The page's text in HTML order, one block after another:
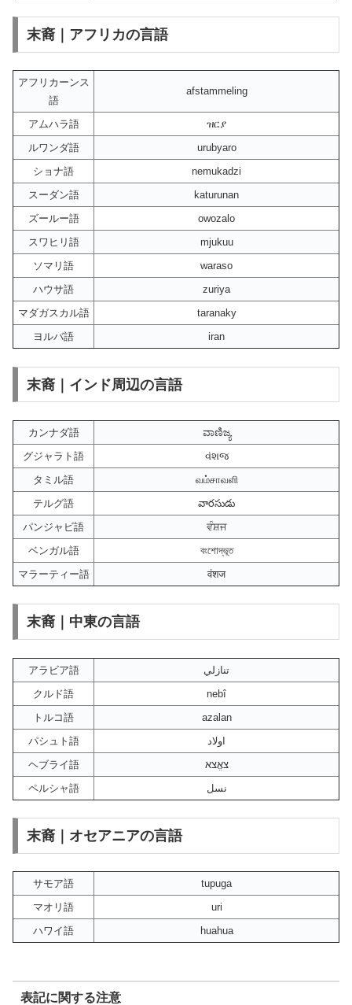
末裔｜アフリカの言語
アフリカーンス
語
afstammeling
アムハラ語
ዝርያ
ルワンダ語
urubyaro
ショナ語
nemukadzi
スーダン語
katurunan
ズールー語
owozalo
スワヒリ語
mjukuu
ソマリ語
waraso
ハウサ語
zuriya
マダガスカル語
taranaky
ヨルバ語
iran
末裔｜インド周辺の言語
カンナダ語
ವಾಣಿಜ್ಯ
グジャラト語
વંશજ
タミル語
வம்சாவளி
テルグ語
వారసుడు
パンジャビ語
ਵੰਸ਼ਜ
ベンガル語
বংশোদ্ভূত
マラーティー語
वंशज
末裔｜中東の言語
アラビア語
تنازلي
クルド語
nebî
トルコ語
azalan
パシュト語
اولاد
ヘブライ語
צאֱצא
ペルシャ語
نسل
末裔｜オセアニアの言語
サモア語
tupuga
マオリ語
uri
ハワイ語
huahua
表記に関する注意